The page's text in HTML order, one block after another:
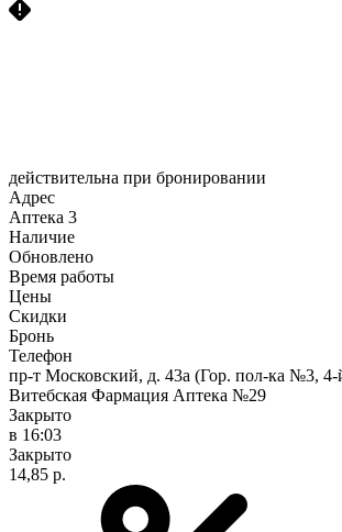
действительна при бронировании
Адрес
Аптека 3
Наличие
Обновлено
Время работы
Цены
Скидки
Бронь
Телефон
пр-т Московский, д. 43а (Гор. пол-ка №3, 4-
Витебская Фармация Аптека №29
Закрыто
в 16:03
Закрыто
14,85 р.